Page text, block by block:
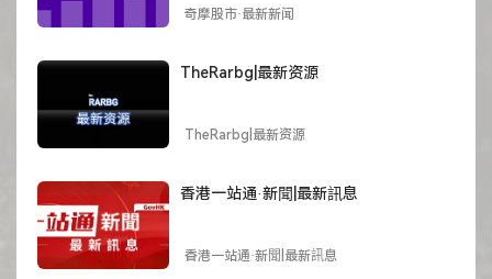
奇摩股市·最新新闻
TheRarbg|最新资源
TheRarbg|最新资源
香港一站通·新聞|最新訊息
香港一站通·新聞|最新訊息